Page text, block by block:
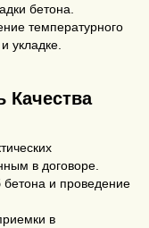
бетона.
температурного
укладке.
Качества
в договоре.
и проведение
в